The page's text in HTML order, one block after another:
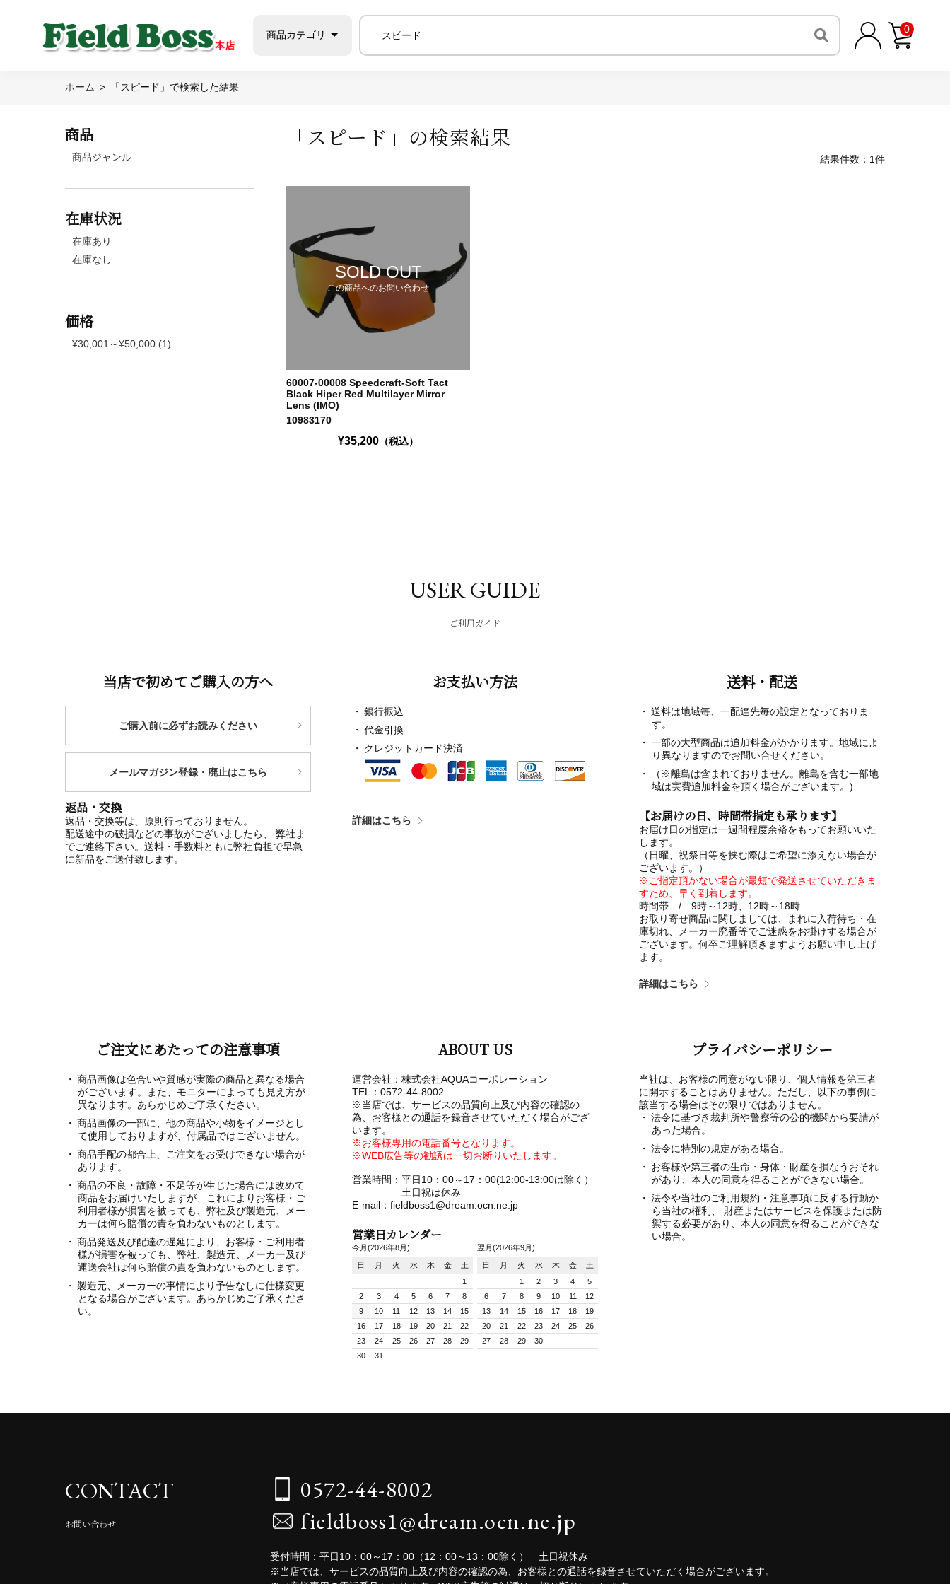
商品カテゴリ 0
ホーム 「スピード」で検索した結果
「スピード 」の検索結果
結果件数：1件
SOLD OUT
この商品へのお問い合わせ
60007-00008 Speedcraft-Soft Tact
Black Hiper Red Multilayer Mirror
Lens (IMO)
10983170
¥35,200 （税込）
商品
商品ジャンル
在庫状況
在庫あり
在庫なし
価格
¥30,001～¥50,000 (1)
USER GUIDE
ご利用ガイド
当店で初めてご購入の方へ
ご購入前に必ずお読みください
メールマガジン登録・廃止はこちら
返品・交換
返品・交換等は、原則行っておりません。
配送途中の破損などの事故がございましたら、 弊社ま
でご連絡下さい。送料・手数料ともに弊社負担で早急
に新品をご送付致します。
お支払い方法
銀行振込
代金引換
クレジットカード決済
詳細はこちら
送料・配送
送料は地域毎、一配達先毎の設定となっておりま
す。
一部の大型商品は追加料金がかかります。地域によ
り異なりますのでお問い合せください。
（※離島は含まれておりません。離島を含む一部地
域は実費追加料金を頂く場合がございます。)
【お届けの日、時間帯指定も承ります】
お届け日の指定は一週間程度余裕をもってお願いいた
します。
（日曜、祝祭日等を挟む際はご希望に添えない場合が
ございます。）
※ご指定頂かない場合が最短で発送させていただきま
すため、早く到着します。
時間帯 / 9時～12時、12時～18時
お取り寄せ商品に関しましては、まれに入荷待ち・在
庫切れ、メーカー廃番等でご迷惑をお掛けする場合が
ございます。何卒ご理解頂きますようお願い申し上げ
ます。
詳細はこちら
ご注文にあたっての注意事項
商品画像は色合いや質感が実際の商品と異なる場合
がございます。また、モニターによっても見え方が
異なります。あらかじめご了承ください。
商品画像の一部に、他の商品や小物をイメージとし
て使用しておりますが、付属品ではございません。
商品手配の都合上、ご注文をお受けできない場合が
あります。
商品の不良・故障・不足等が生じた場合には改めて
商品をお届けいたしますが、これによりお客様・ご
利用者様が損害を被っても、弊社及び製造元、メー
カーは何ら賠償の責を負わないものとします。
商品発送及び配達の遅延により、お客様・ご利用者
様が損害を被っても、弊社、製造元、メーカー及び
運送会社は何ら賠償の責を負わないものとします。
製造元、メーカーの事情により予告なしに仕様変更
となる場合がございます。あらかじめご了承くださ
い。
ABOUT US
運営会社：株式会社AQUAコーポレーション
TEL：0572-44-8002
※当店では、サービスの品質向上及び内容の確認の
為、お客様との通話を録音させていただく場合がござ
います。
※お客様専用の電話番号となります。
※WEB広告等の勧誘は一切お断りいたします。
営業時間：平日10：00～17：00(12:00-13:00は除く）
土日祝は休み
E-mail：fieldboss1@dream.ocn.ne.jp
営業日カレンダー
今月(2026年8月)
日 月 火 水 木 金
土
1
2
3 4 5 6 7
8
9
10 11 12 13 14
15
16
17 18 19 20 21
22
23
24 25 26 27 28
29
30
31
翌月(2026年9月)
日 月 火 水 木 金
土
1
2 3 4
5
6
7 8 9 10 11
12
13
14 15 16 17 18
19
20
21 22 23 24 25
26
27
28 29 30
プライバシーポリシー
当社は、お客様の同意がない限り、個人情報を第三者
に開示することはありません。ただし、以下の事例に
該当する場合はその限りではありません。
法令に基づき裁判所や警察等の公的機関から要請が
あった場合。
法令に特別の規定がある場合。
お客様や第三者の生命・身体・財産を損なうおそれ
があり、本人の同意を得ることができない場合。
法令や当社のご利用規約・注意事項に反する行動か
ら当社の権利、 財産またはサービスを保護または防
禦する必要があり、本人の同意を得ることができな
い場合。
CONTACT
お問い合わせ
0572-44-8002
fieldboss1@dream.ocn.ne.jp
受付時間：平日10：00～17：00（12：00～13：00除く） 土日祝休み
※当店では、サービスの品質向上及び内容の確認の為、お客様との通話を録音させていただく場合がございます。